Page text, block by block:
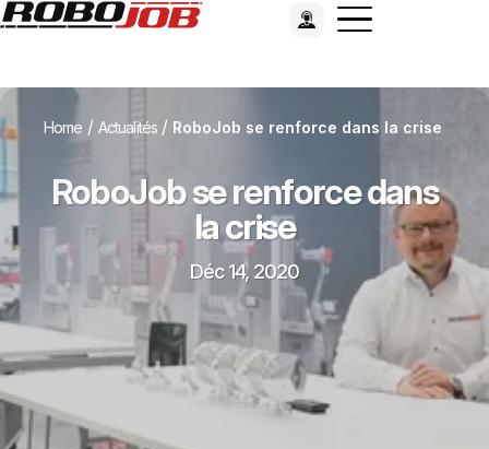
Home / Actualités / RoboJob se renforce dans la crise
RoboJob se renforce dans
la crise
Déc 14, 2020